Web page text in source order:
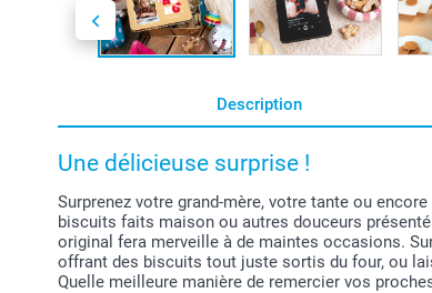
Description
Une délicieuse surprise !
Surprenez votre grand-mère, votre tante ou
biscuits faits maison ou autres douceurs
original fera merveille à de maintes occasions.
offrant des biscuits tout juste sortis du four, ou
Quelle meilleure manière de remercier vos